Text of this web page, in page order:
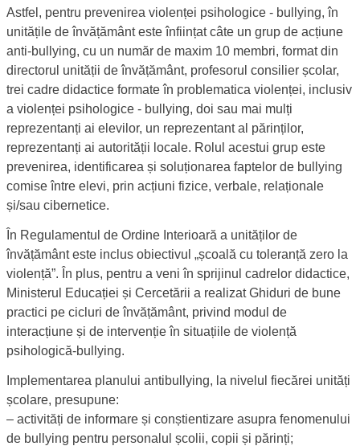
Astfel, pentru prevenirea violenței psihologice - bullying, în
unitățile de învățământ este înființat câte un grup de acțiune
anti-bullying, cu un număr de maxim 10 membri, format din
directorul unității de învățământ, profesorul consilier școlar,
trei cadre didactice formate în problematica violenței, inclusiv
a violenței psihologice - bullying, doi sau mai mulți
reprezentanți ai elevilor, un reprezentant al părinților,
reprezentanți ai autorității locale. Rolul acestui grup este
prevenirea, identificarea și soluționarea faptelor de bullying
comise între elevi, prin acțiuni fizice, verbale, relaționale
și/sau cibernetice.
În Regulamentul de Ordine Interioară a unităților de
învățământ este inclus obiectivul „școală cu toleranță zero la
violență”. În plus, pentru a veni în sprijinul cadrelor didactice,
Ministerul Educației și Cercetării a realizat Ghiduri de bune
practici pe cicluri de învățământ, privind modul de
interacțiune și de intervenție în situațiile de violență
psihologică-bullying.
Implementarea planului antibullying, la nivelul fiecărei unități
școlare, presupune:
‒ activități de informare și conștientizare asupra fenomenului
de bullying pentru personalul școlii, copii și părinți;